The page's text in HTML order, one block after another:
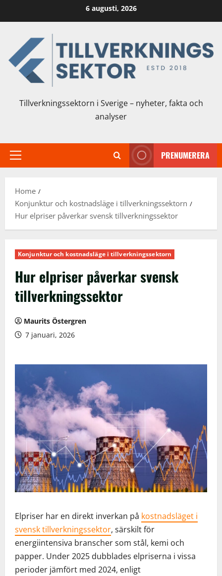
to
6 augusti, 2026
Tillverkningssektorn i Sverige – nyheter, fakta och
analyser
Primary
PRENUMERERA
Home
Konjunktur och kostnadsläge i tillverkningssektorn
Hur elpriser påverkar svensk tillverkningssektor
Konjunktur och kostnadsläge i tillverkningssektorn
Hur elpriser påverkar svensk
tillverkningssektor
Maurits Östergren
7 januari, 2026
Elpriser har en direkt inverkan på kostnadsläget i
svensk tillverkningssektor, särskilt för
energiintensiva branscher som stål, kemi och
papper. Under 2025 dubblades elpriserna i vissa
perioder jämfört med 2024, enligt